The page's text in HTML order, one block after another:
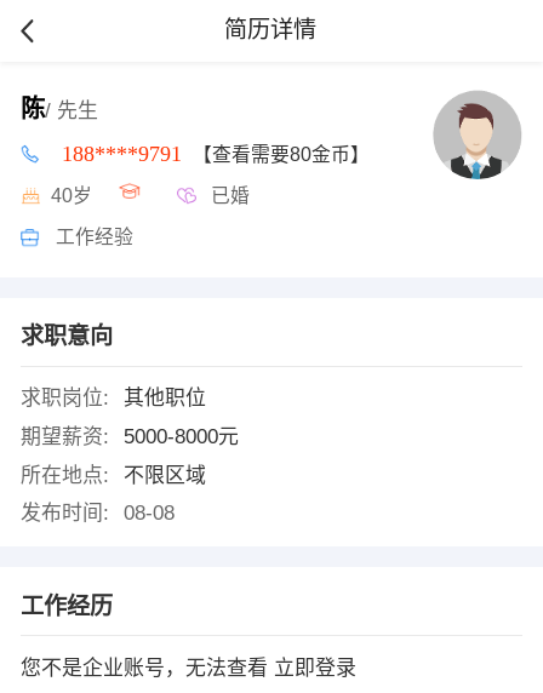
简历详情
陈/ 先生
188****9791 【查看需要80金币】
40岁 已婚
工作经验
求职意向
求职岗位:
其他职位
期望薪资:
5000-8000元
所在地点:
不限区域
发布时间:
08-08
工作经历
您不是企业账号，无法查看 立即登录